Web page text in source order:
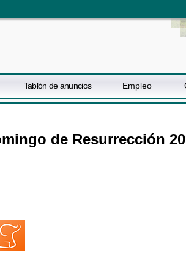
Tablón de anuncios Empleo
de Resurrección